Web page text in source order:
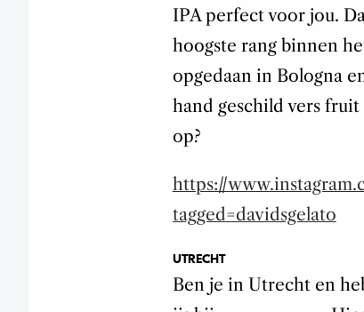
IPA perfect voor jou.
hoogste rang binnen
opgedaan in Bologna
hand geschild vers
op?
https://
tagged=davidsgelato
UTRECHT
Ben je in Utrecht en